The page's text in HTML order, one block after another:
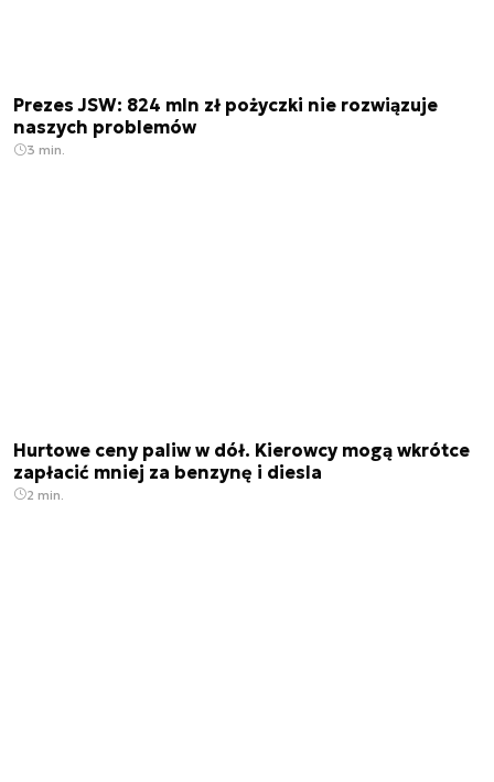
Prezes JSW: 824 mln zł pożyczki nie rozwiązuje
naszych problemów
3 min.
Hurtowe ceny paliw w dół. Kierowcy mogą wkrótce
zapłacić mniej za benzynę i diesla
2 min.